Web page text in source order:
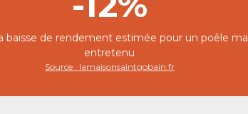
baisse de rendement estimée pour un poêle
entretenu
Source : lamaisonsaintgobain.fr